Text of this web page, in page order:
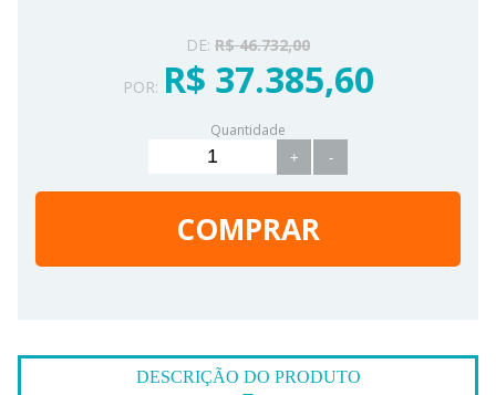
DE: R$ 46.732,00
POR: R$ 37.385,60
Quantidade
+ -
COMPRAR
DESCRIÇÃO DO PRODUTO